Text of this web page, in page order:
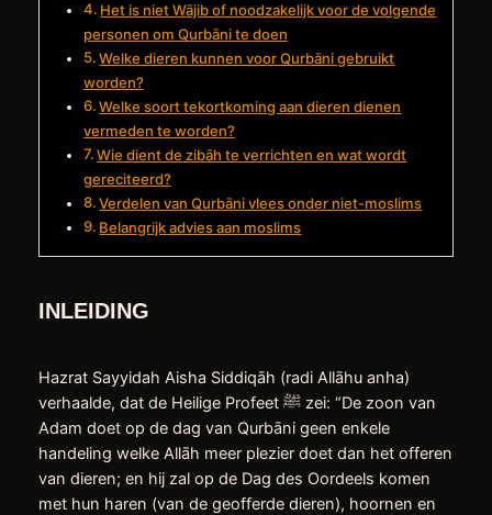
Het is niet Wājib of noodzakelijk voor de volgende
personen om Qurbāni te doen
Welke dieren kunnen voor Qurbāni gebruikt
worden?
Welke soort tekortkoming aan dieren dienen
vermeden te worden?
Wie dient de zibāh te verrichten en wat wordt
gereciteerd?
Verdelen van Qurbāni vlees onder niet-moslims
Belangrijk advies aan moslims
INLEIDING
Hazrat Sayyidah Aisha Siddiqāh (radi Allāhu anha)
verhaalde, dat de Heilige Profeet ﷺ zei: “De zoon van
Adam doet op de dag van Qurbāni geen enkele
handeling welke Allāh meer plezier doet dan het offeren
van dieren; en hij zal op de Dag des Oordeels komen
met hun haren (van de geofferde dieren), hoornen en